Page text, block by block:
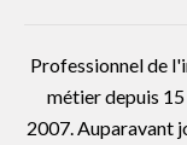
Professionnel de
métier depuis 15
2007. Auparavant